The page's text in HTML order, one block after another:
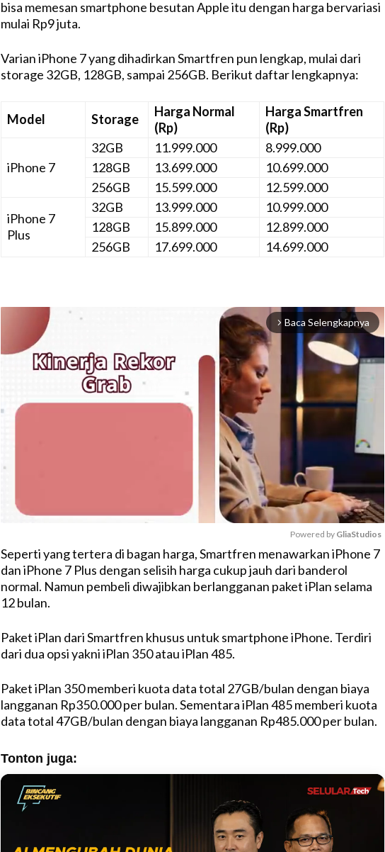
bisa memesan smartphone besutan Apple itu dengan harga bervariasi
mulai Rp9 juta.
Varian iPhone 7 yang dihadirkan Smartfren pun lengkap, mulai dari
storage 32GB, 128GB, sampai 256GB. Berikut daftar lengkapnya:
Model Storage
Harga Normal
(Rp)
Harga Smartfren
(Rp)
iPhone 7
32GB 11.999.000
8.999.000
128GB
13.699.000
10.699.000
256GB
15.599.000
12.599.000
iPhone 7
Plus
32GB 13.999.000
10.999.000
128GB
15.899.000
12.899.000
256GB
17.699.000 14.699.000
arrow_forward_ios Baca Selengkapnya
M
u
e
Powered by GliaStudios
Seperti yang tertera di bagan harga, Smartfren menawarkan iPhone 7
dan iPhone 7 Plus dengan selisih harga cukup jauh dari banderol
normal. Namun pembeli diwajibkan berlangganan paket iPlan selama
12 bulan.
Paket iPlan dari Smartfren khusus untuk smartphone iPhone. Terdiri
dari dua opsi yakni iPlan 350 atau iPlan 485.
Paket iPlan 350 memberi kuota data total 27GB/bulan dengan biaya
langganan Rp350.000 per bulan. Sementara iPlan 485 memberi kuota
data total 47GB/bulan dengan biaya langganan Rp485.000 per bulan.
Tonton juga: